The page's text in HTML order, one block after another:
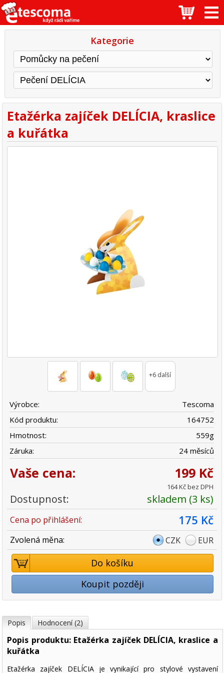
Kategorie
Etažérka zajíček DELÍCIA, kraslice
a kuřátka
+6 další
Výrobce:
Tescoma
Kód produktu:
164752
Hmotnost:
559g
Záruka:
24 měsíců
Vaše cena: 199 Kč
164 Kč bez DPH
Dostupnost: skladem (3 ks)
Cena po přihlášení: 175 Kč
Zvolená měna: CZK EUR
Do košíku
Koupit později
Popis Hodnocení (2)
Popis produktu: Etažérka zajíček DELÍCIA, kraslice a
kuřátka
Etažérka zajíček DELÍCIA je vynikající pro stylové vystavení